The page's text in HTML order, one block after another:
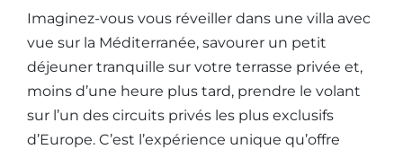
Imaginez-vous vous réveiller dans une villa avec
vue sur la Méditerranée, savourer un petit
déjeuner tranquille sur votre terrasse privée et,
moins d’une heure plus tard, prendre le volant
sur l’un des circuits privés les plus exclusifs
d’Europe. C’est l’expérience unique qu’offre